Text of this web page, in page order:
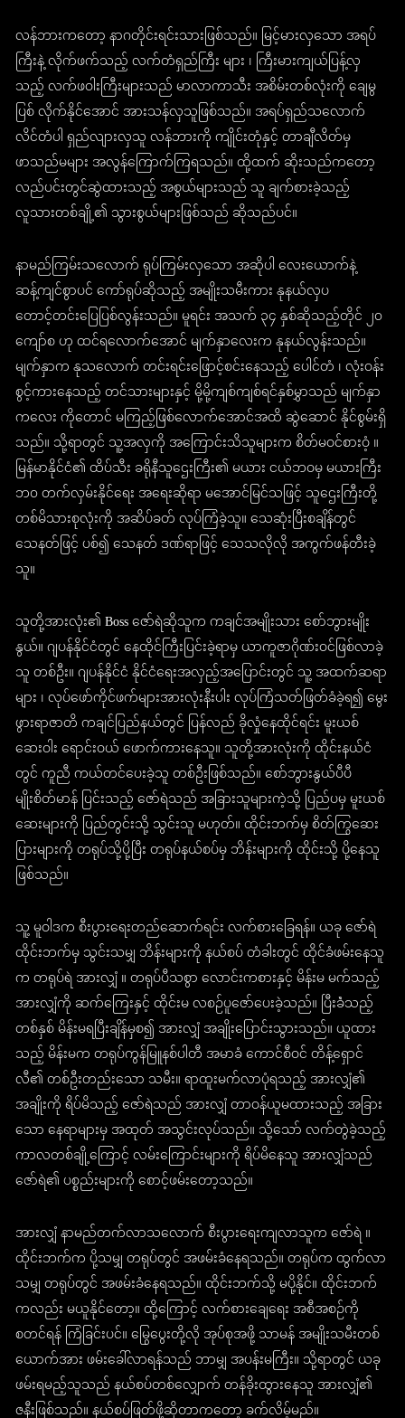
လန်ဘားကတော့ နာဂတိုင်းရင်းသားဖြစ်သည်။ မြင့်မားလှသော အရပ်
ကြီးနဲ့ လိုက်ဖက်သည့် လက်တံရှည်ကြီး များ ၊ ကြီးမားကျယ်ပြန့်လှ
သည့် လက်ဖဝါးကြီးများသည် မာလာကာသီး အစိမ်းတစ်လုံးကို ချေမွ
ပြစ် လိုက်နိုင်အောင် အားသန်လှသူဖြစ်သည်။ အရပ်ရှည်သလောက်
လိင်တံပါ ရှည်လျားလှသူ လန်ဘားကို ကျိုင်းတုံနှင့် တာချီလိတ်မှ
ဖာသည်မများ အလွန်ကြောက်ကြရသည်။ ထို့ထက် ဆိုးသည်ကတော့
လည်ပင်းတွင်ဆွဲထားသည့် အစွယ်များသည် သူ ချက်စားခဲ့သည့်
လူသားတစ်ချို့၏ သွားစွယ်များဖြစ်သည် ဆိုသည်ပင်။
နာမည်ကြမ်းသလောက် ရုပ်ကြမ်းလှသော အဆိုပါ လေးယောက်နဲ့
ဆန့်ကျင်စွာပင် ကော်ရုပ်ဆိုသည့် အမျိုးသမီးကား နုနယ်လှပ
တောင့်တင်းပြေပြစ်လွန်းသည်။ မူရင်း အသက် ၃၄ နှစ်ဆိုသည့်တိုင် ၂၀
ကျော်စ ဟု ထင်ရလောက်အောင် မျက်နှာလေးက နုနယ်လွန်းသည်။
မျက်နှာက နုသလောက် တင်းရင်းဖြောင့်စင်းနေသည့် ပေါင်တံ ၊ လုံးဝန်း
စွင့်ကားနေသည့် တင်သားများနှင့် မို့မို့ကျစ်ကျစ်ရင်နှစ်မွှာသည် မျက်နှာ
ကလေး ကိုတောင် မကြည့်ဖြစ်လောက်အောင်အထိ ဆွဲဆောင် နိုင်စွမ်းရှိ
သည်။ သို့ရာတွင် သူ့အလှကို အကြောင်းသိသူများက စိတ်မဝင်စားဝံ့ ။
မြန်မာနိုင်ငံ၏ ထိပ်သီး ခရိုနီသူဌေးကြီး၏ မယား ငယ်ဘဝမှ မယားကြီး
ဘ၀ တက်လှမ်းနိုင်ရေး အရေးဆိုရာ မအောင်မြင်သဖြင့် သူဌေးကြီးတို့
တစ်မိသားစုလုံးကို အဆိပ်ခတ် လုပ်ကြံခဲ့သူ။ သေဆုံးပြီးစချိန်တွင်
သေနတ်ဖြင့် ပစ်၍ သေနတ် ဒဏ်ရာဖြင့် သေသလိုလို အကွက်ဖန်တီးခဲ့
သူ။
သူတို့အားလုံး၏ Boss ဇော်ရဲဆိုသူက ကချင်အမျိုးသား စော်ဘွားမျိုး
နွယ်။ ဂျပန်နိုင်ငံတွင် နေထိုင်ကြီးပြင်းခဲ့ရာမှ ယာကူဇာဂိုဏ်းဝင်ဖြစ်လာခဲ့
သူ တစ်ဦး။ ဂျပန်နိုင်ငံ နိုင်ငံရေးအလှည့်အပြောင်းတွင် သူ့ အထက်ဆရာ
များ ၊ လုပ်ဖော်ကိုင်ဖက်များအားလုံးနီးပါး လုပ်ကြံသတ်ဖြတ်ခံခဲ့ရ၍ မွေး
ဖွားရာဇာတိ ကချင်ပြည်နယ်တွင် ပြန်လည် ခိုလှုံနေထိုင်ရင်း မူးယစ်
ဆေးဝါး ရောင်းဝယ် ဖောက်ကားနေသူ။ သူတို့အားလုံးကို ထိုင်းနယ်ငံ
တွင် ကူညီ ကယ်တင်ပေးခဲ့သူ တစ်ဦးဖြစ်သည်။ စော်ဘွားနွယ်ပီပီ
မျိုးစိတ်မာန် ပြင်းသည့် ဇော်ရဲသည် အခြားသူများကဲ့သို့ ပြည်ပမှ မူးယစ်
ဆေးများကို ပြည်တွင်းသို့ သွင်းသူ မဟုတ်။ ထိုင်းဘက်မှ စိတ်ကြွဆေး
ပြားများကို တရုပ်သို့ပို့ပြီး တရုပ်နယ်စပ်မှ ဘိန်းများကို ထိုင်းသို့ ပို့နေသူ
ဖြစ်သည်။
သူ့ မူဝါဒက စီးပွားရေးတည်ဆောက်ရင်း လက်စားခြေရန်။ ယခု ဇော်ရဲ
ထိုင်းဘက်မှ သွင်းသမျှ ဘိန်းများကို နယ်စပ် တံခါးတွင် ထိုင်ခံဖမ်းနေသူ
က တရုပ်ရဲ အားလျှံ ။ တရုပ်ပီသစွာ လောင်းကစားနှင့် မိန်းမ မက်သည့်
အားလျှံကို ဆက်ကြေးနှင့် ထိုင်းမ လစဉ်ပူဇော်ပေးခဲ့သည်။ ပြီးခဲံသည့်
တစ်နှစ် မိန်းမရပြီးချိန်မှစ၍ အားလျှံ အချိုးပြောင်းသွားသည်။ ယူထား
သည့် မိန်းမက တရုပ်ကွန်မြူနစ်ပါတီ အမာခံ ကောင်စီဝင် တိန့်ရှောင်
လီ၏ တစ်ဦးတည်းသော သမီး။ ရာထူးမက်လာပုံရသည့် အားလျှံ၏
အချိုးကို ရိပ်မိသည့် ဇော်ရဲသည် အားလျှံ တာဝန်ယူမထားသည့် အခြား
သော နေရာများမှ အထုတ် အသွင်းလုပ်သည်။ သို့သော် လက်တွဲခဲ့သည့်
ကာလတစ်ချို့ကြောင့် လမ်းကြောင်းများကို ရိပ်မိနေသူ အားလျှံသည်
ဇော်ရဲ၏ ပစ္စည်းများကို စောင့်ဖမ်းတော့သည်။
အားလျှံ နာမည်တက်လာသလောက် စီးပွားရေးကျလာသူက ဇော်ရဲ ။
ထိုင်းဘက်က ပို့သမျှ တရုပ်တွင် အဖမ်းခံနေရသည်။ တရုပ်က ထွက်လာ
သမျှ တရုပ်တွင် အဖမ်းခံနေရသည်။ ထိုင်းဘက်သို့ မပို့နိုင်။ ထိုင်းဘက်
ကလည်း မယူနိုင်တော့။ ထို့ကြောင့် လက်စားချေရေး အစီအစဉ်ကို
စတင်ရန် ကြံခြင်းပင်။ မြွေပွေးတို့လို အုပ်စုအဖို့ သာမန် အမျိုးသမီးတစ်
ယောက်အား ဖမ်းခေါ်လာရန်သည် ဘာမျှ အပန်းမကြီး။ သို့ရာတွင် ယခု
ဖမ်းရမည့်သူသည် နယ်စပ်တစ်လျှောက် တန်ခိုးထွားနေသူ အားလျှံ၏
ဇနီးဖြစ်သည်။ နယ်စပ်ဖြတ်ဖို့ဆိုတာကတော့ ခက်လိမ့်မည်။